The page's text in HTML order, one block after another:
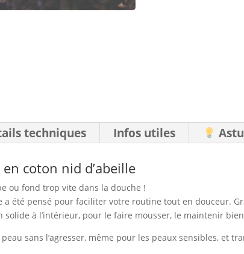
techniques Infos utiles
coton nid d’abeille
ou fond trop vite dans la douche !
a été pensé pour faciliter votre routine tout en douceur.
solide à l’intérieur, pour le faire mousser, le maintenir
sans l’agresser, même pour les peaux sensibles, et